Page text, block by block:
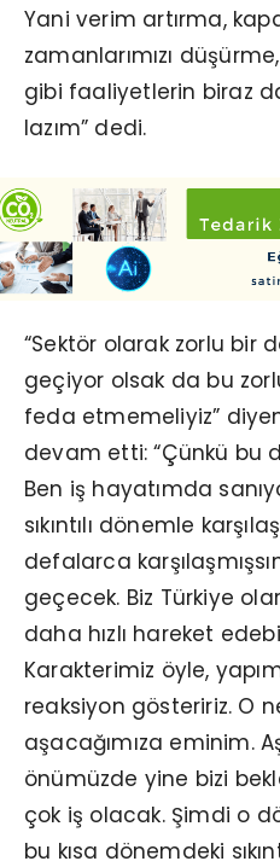
Yani verim artırma,
zamanlarımızı
gibi faaliyetlerin biraz
lazım” dedi.
“Sektör olarak zorlu bir
geçiyor olsak da bu
feda etmemeliyiz”
devam etti: “Çünkü bu
Ben iş hayatımda
sıkıntılı dönemle
defalarca
geçecek. Biz Türkiye
daha hızlı hareket
Karakterimiz öyle,
reaksiyon gösteririz. O
aşacağımıza eminim.
önümüzde yine bizi
çok iş olacak. Şimdi o
bu kısa dönemdeki